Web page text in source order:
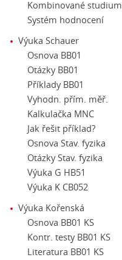
Kombinované studium
Systém hodnocení
Výuka Schauer
Osnova BB01
Otázky BB01
Příklady BB01
Vyhodn. přím. měř.
Kalkulačka MNC
Jak řešit příklad?
Osnova Stav. fyzika
Otázky Stav. fyzika
Výuka G HB51
Výuka K CB052
Výuka Kořenská
Osnova BB01 KS
Kontr. testy BB01 KS
Literatura BB01 KS